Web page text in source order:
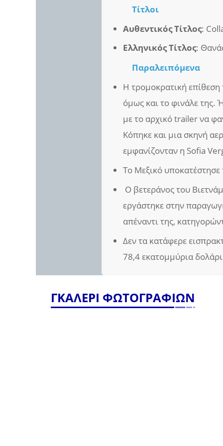
Τίτλοι
Αυθεντικός Τίτλος:
Ελληνικός Τίτλος:
Παραλειπόμενα
Η τρομοκρατική επίθεση
όμως και το φινάλε της.
με το αρχικό trailer να
Κόπηκε και μια σκηνή
εμφανίζονταν η Sofia
Το Μεξικό
Ο βετεράνος του
εργάστηκε στην
απέναντι της,
Δεν τα κατάφερε
78,4 εκατομμύρια
ΓΚΑΛΕΡΙ ΦΩΤΟΓΡΑΦΙΩΝ